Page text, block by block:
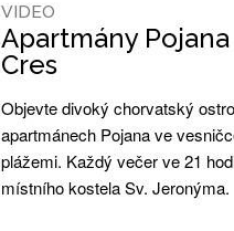
VIDEO
Apartmány
Cres
Objevte divoký chorvatský
apartmánech Pojana ve
plážemi. Každý večer ve 21
místního kostela Sv. Jeronýma.